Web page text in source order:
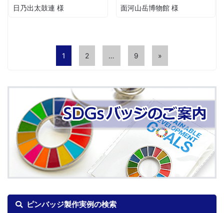
ピンバッジ製作実例の検索
日乃出太鼓連 様 面河山岳博物館 様
1 2 … 9 »